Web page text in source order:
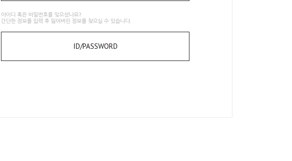
아이디 혹은 비밀번호를 잊으셨나요?
간단한 정보를 입력 후 잃어버린 정보를 찾으실 수 있습니다.
ID/PASSWORD